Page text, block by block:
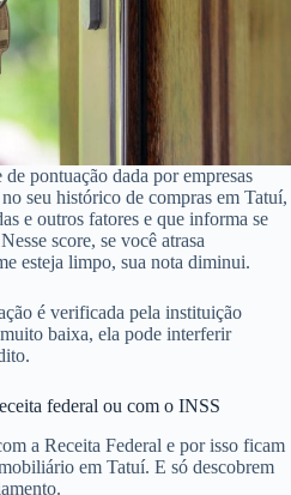
de pontuação dada por empresas
seu histórico de compras em Tatuí,
e outros fatores e que informa se
score, se você atrasa
esteja limpo, sua nota diminui.
é verificada pela instituição
baixa, ela pode interferir
federal ou com o INSS
a Receita Federal e por isso ficam
em Tatuí. E só descobrem